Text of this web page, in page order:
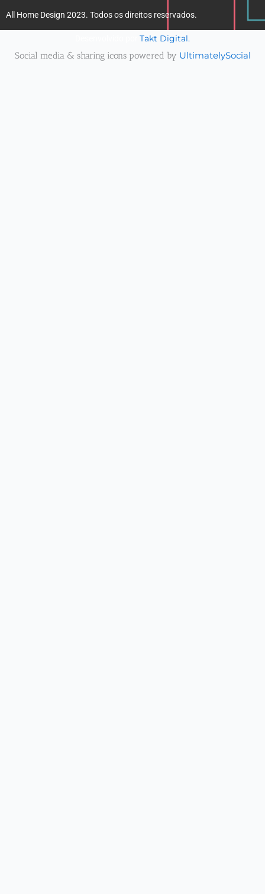
All Home Design 2023. Todos os direitos reservados.
Takt Digital.
Social media & sharing icons powered by UltimatelySocial